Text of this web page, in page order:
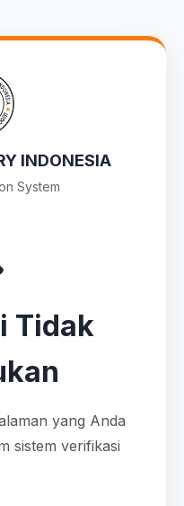
INDONESIA
System
Tidak
yang Anda
sistem verifikasi